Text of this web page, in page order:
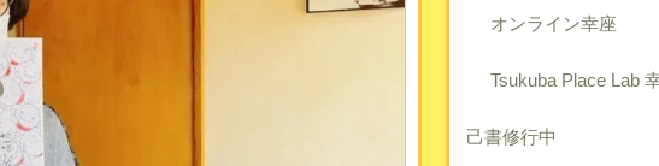
オンライン幸座
Tsukuba Place Lab
己書修行中